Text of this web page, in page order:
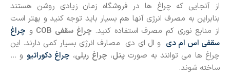
از آنجایی که چراغ ها در فروشگاه زمان زیادی روشن هستند
بنابراین به مصرف انرژی آنها هم بسیار باید توجه کنید و بهتر است
از منابع نوری کم مصرف استفاده کنید. چراغ سقفی COB و چراغ
سقفی اس ام دی و ال ای دی مصارف انرژی بسیار کمی دارند. این
چراغ ها می توانند به صورت پنل، چراغ ریلی، چراغ دکوراتیو و …
ساخته شوند.